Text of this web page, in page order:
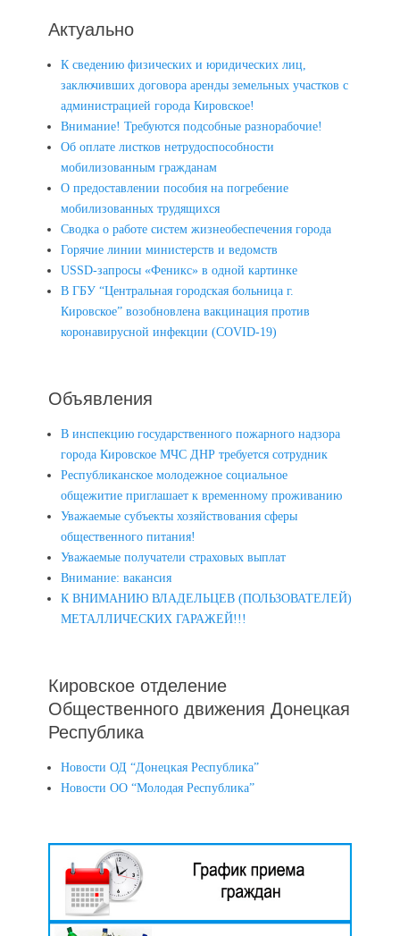
Актуально
К сведению физических и юридических лиц,
заключивших договора аренды земельных участков с
администрацией города Кировское!
Внимание! Требуются подсобные разнорабочие!
Об оплате листков нетрудоспособности
мобилизованным гражданам
О предоставлении пособия на погребение
мобилизованных трудящихся
Сводка о работе систем жизнеобеспечения города
Горячие линии министерств и ведомств
USSD-запросы «Феникс» в одной картинке
В ГБУ “Центральная городская больница г.
Кировское” возобновлена вакцинация против
коронавирусной инфекции (COVID-19)
Объявления
В инспекцию государственного пожарного надзора
города Кировское МЧС ДНР требуется сотрудник
Республиканское молодежное социальное
общежитие приглашает к временному проживанию
Уважаемые субъекты хозяйствования сферы
общественного питания!
Уважаемые получатели страховых выплат
Внимание: вакансия
К ВНИМАНИЮ ВЛАДЕЛЬЦЕВ (ПОЛЬЗОВАТЕЛЕЙ)
МЕТАЛЛИЧЕСКИХ ГАРАЖЕЙ!!!
Кировское отделение
Общественного движения Донецкая
Республика
Новости ОД “Донецкая Республика”
Новости ОО “Молодая Республика”